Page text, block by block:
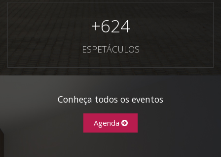
+624
ESPETÁCULOS
Conheça todos os eventos
Agenda